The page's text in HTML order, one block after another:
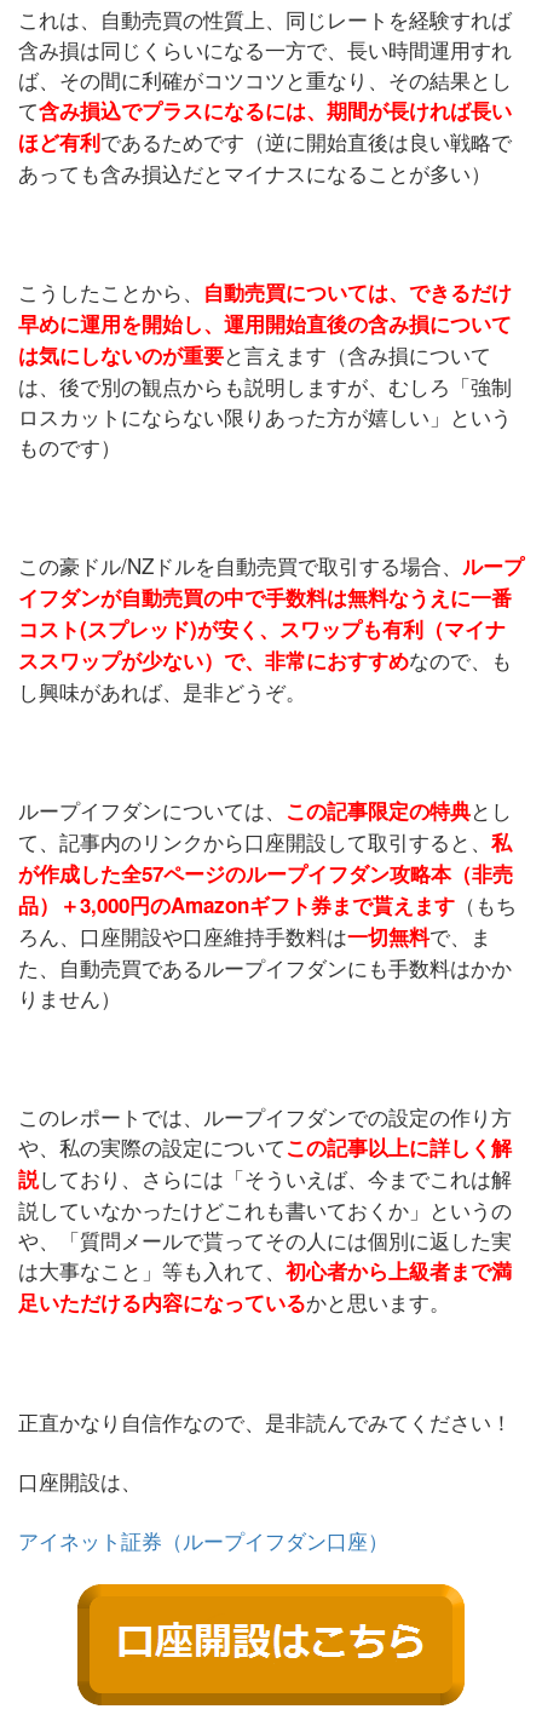
これは、自動売買の性質上、同じレートを経験すれば
含み損は同じくらいになる一方で、長い時間運用すれ
ば、その間に利確がコツコツと重なり、その結果とし
て含み損込でプラスになるには、期間が長ければ長い
ほど有利であるためです（逆に開始直後は良い戦略で
あっても含み損込だとマイナスになることが多い）
こうしたことから、
自動売買については、できるだけ
早めに運用を開始し、運用開始直後の含み損について
は気にしないのが重要と言えます（含み損について
は、後で別の観点からも説明しますが、むしろ「強制
ロスカットにならない限りあった方が嬉しい」という
ものです）
この豪ドル/NZドルを自動売買で取引する場合、 ループ
イフダンが自動売買の中で手数料は無料なうえに一番
コスト(スプレッド)が安く、スワップも有利（マイナ
ススワップが少ない）で、非常におすすめなので、も
し興味があれば、是非どうぞ。
ループイフダンについては、 この記事限定の特典とし
て、記事内のリンクから口座開設して取引すると、 私
が作成した全57ページのループイフダン攻略本（非売
品）＋3,000円のAmazonギフト券まで貰えます （もち
ろん、口座開設や口座維持手数料は一切無料で、ま
た、自動売買であるループイフダンにも手数料はかか
りません）
このレポートでは、ループイフダンでの設定の作り方
や、私の実際の設定についてこの記事以上に詳しく解
説しており、さらには「そういえば、今までこれは解
説していなかったけどこれも書いておくか」というの
や、「質問メールで貰ってその人には個別に返した実
は大事なこと」等も入れて、 初心者から上級者まで満
足いただける内容になっているかと思います。
正直かなり自信作なので、是非読んでみてください！
口座開設は、
アイネット証券（ループイフダン口座）